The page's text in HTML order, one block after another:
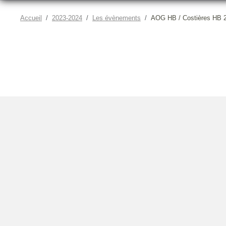
Accueil 2023-2024 Les évènements AOG HB / Costières HB